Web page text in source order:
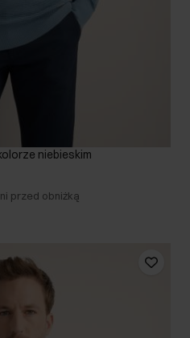
niebieskim
przed obniżką